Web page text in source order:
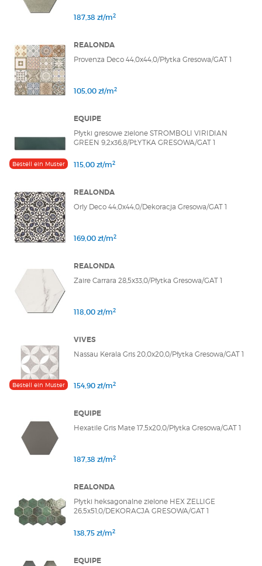
187,38 zł/m2
REALONDA
Provenza Deco 44,0x44,0/Płytka Gresowa/GAT 1
105,00 zł/m2
Bestell ein Muster
EQUIPE
Płytki gresowe zielone STROMBOLI VIRIDIAN
GREEN 9,2x36,8/PŁYTKA GRESOWA/GAT 1
115,00 zł/m2
REALONDA
Orly Deco 44,0x44,0/Dekoracja Gresowa/GAT 1
169,00 zł/m2
REALONDA
Zaire Carrara 28,5x33,0/Płytka Gresowa/GAT 1
118,00 zł/m2
Bestell ein Muster
VIVES
Nassau Kerala Gris 20,0x20,0/Płytka Gresowa/GAT 1
154,90 zł/m2
EQUIPE
Hexatile Gris Mate 17,5x20,0/Płytka Gresowa/GAT 1
187,38 zł/m2
REALONDA
Płytki heksagonalne zielone HEX ZELLIGE
26,5x51,0/DEKORACJA GRESOWA/GAT 1
138,75 zł/m2
EQUIPE